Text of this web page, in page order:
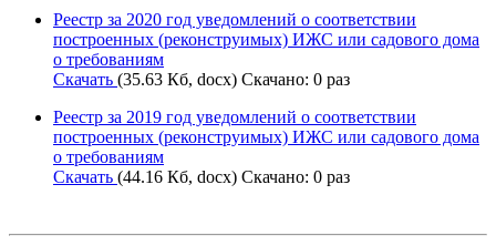
Реестр за 2020 год уведомлений о соответствии
построенных (реконструимых) ИЖС или садового дома
о требованиям
Скачать (35.63 Кб, docx) Скачано: 0 раз
Реестр за 2019 год уведомлений о соответствии
построенных (реконструимых) ИЖС или садового дома
о требованиям
Скачать (44.16 Кб, docx) Скачано: 0 раз